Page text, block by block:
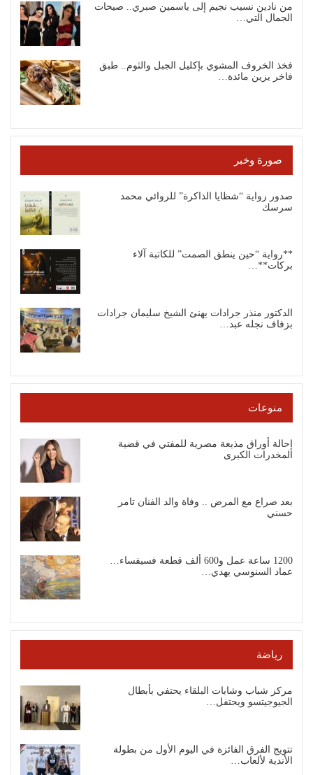
من نادين نسيب نجيم إلى ياسمين صبري.. صيحات
الجمال التي…
فخذ الخروف المشوي بإكليل الجبل والثوم.. طبق
فاخر يزين مائدة…
صورة وخبر
صدور رواية “شظايا الذاكرة” للروائي محمد
سرسك
**رواية “حين ينطق الصمت” للكاتبة آلاء
بركات**…
الدكتور منذر جرادات يهنئ الشيخ سليمان جرادات
بزفاف نجله عبد…
منوعات
إحالة أوراق مذيعة مصرية للمفتي في قضية
المخدرات الكبرى
بعد صراع مع المرض .. وفاة والد الفنان تامر
حسني
1200 ساعة عمل و600 ألف قطعة فسيفساء…
عماد السنوسي يهدي…
رياضة
مركز شباب وشابات البلقاء يحتفي بأبطال
الجيوجيتسو ويحتفل…
تتويج الفرق الفائزة في اليوم الأول من بطولة
الأندية لألعاب…